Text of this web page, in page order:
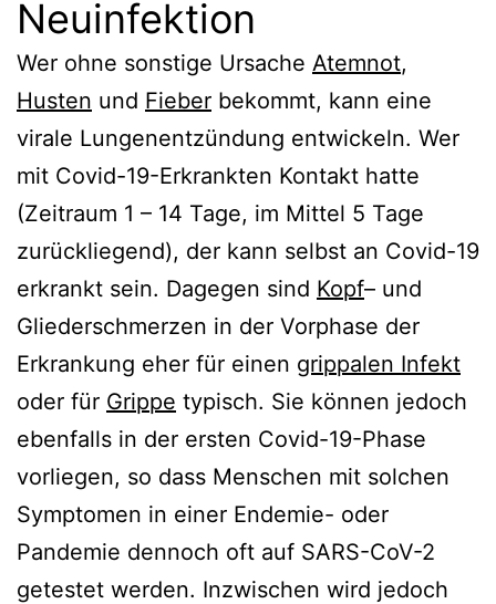
Neuinfektion
Wer ohne sonstige Ursache Atemnot,
Husten und Fieber bekommt, kann eine
virale Lungenentzündung entwickeln. Wer
mit Covid-19-Erkrankten Kontakt hatte
(Zeitraum 1 – 14 Tage, im Mittel 5 Tage
zurückliegend), der kann selbst an Covid-19
erkrankt sein. Dagegen sind Kopf– und
Gliederschmerzen in der Vorphase der
Erkrankung eher für einen grippalen Infekt
oder für Grippe typisch. Sie können jedoch
ebenfalls in der ersten Covid-19-Phase
vorliegen, so dass Menschen mit solchen
Symptomen in einer Endemie- oder
Pandemie dennoch oft auf SARS-CoV-2
getestet werden. Inzwischen wird jedoch